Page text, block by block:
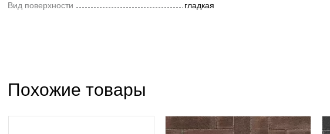
Вид поверхности гладкая
Похожие товары